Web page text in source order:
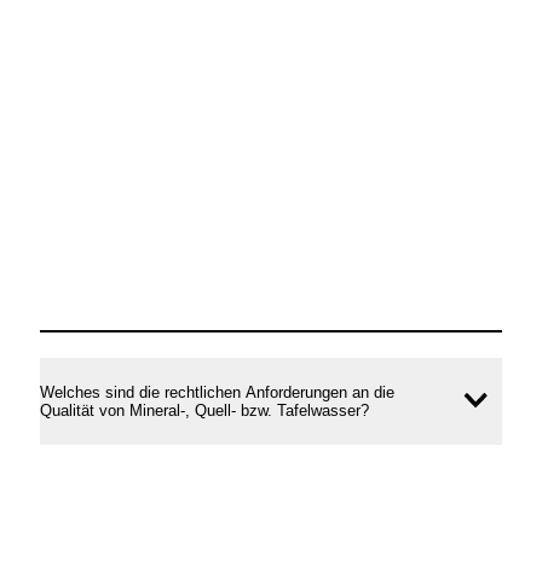
Welches sind die rechtlichen Anforderungen an die
Qualität von Mineral-, Quell- bzw. Tafelwasser?